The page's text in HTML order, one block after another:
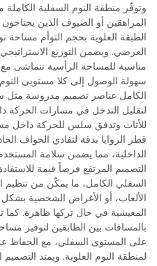
وتوفّر منطقة النوم السفلية
المراهقين أو الضيوف الذين
الطبقة العلوية بحجم التوأم مساحة
العرضي. ويضمن التوزيع
مناسبة للمساحة الرأسية تتماشى
سهولة الوصول إلى كلا مستويي
الكامل عناصر تصميم مدروسة مثل
لتقليل التدخل في مسارات الحركة
للأثاث وتدفق سلس للحركة داخل
قطر الزوايا بدقة لتفادي الحواف
الداخلية، مما يضمن سلامة
التصميم المرتفع فرصاً قيمة
السفلي الكامل، ما يمكّن من تنظيم
الألعاب، أو الأغراض الشخصية
المعيشية في حال تركها ظاهرة.
بالمسافات بين الطابقين لتوفير
على المستوى السفلي، مع الحفاظ
لمنطقة النوم العلوية. ويمتد